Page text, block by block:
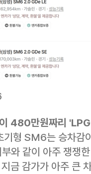
480만원짜리
기형 SM6는 승차감
와 같이 아주 쟁쟁
금 감가가 아주 큰